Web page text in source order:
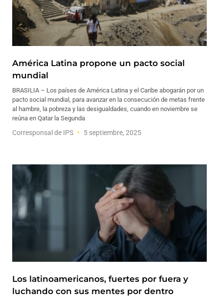
América Latina propone un pacto social
mundial
BRASILIA – Los países de América Latina y el Caribe abogarán por un
pacto social mundial, para avanzar en la consecución de metas frente
al hambre, la pobreza y las desigualdades, cuando en noviembre se
reúna en Qatar la Segunda
Corresponsal de IPS 5 septiembre, 2025
Los latinoamericanos, fuertes por fuera y
luchando con sus mentes por dentro